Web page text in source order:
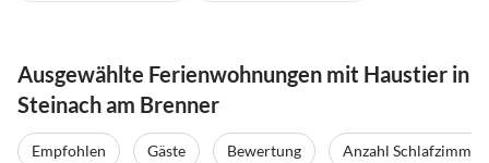
Ausgewählte Ferienwohnungen mit Haustier in
Steinach am Brenner
Empfohlen Gäste Bewertung Anzahl Schlafzimmer